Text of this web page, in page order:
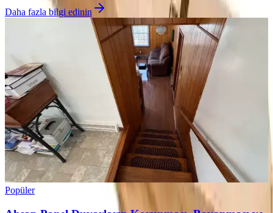
Daha fazla bilgi edinin
Popüler